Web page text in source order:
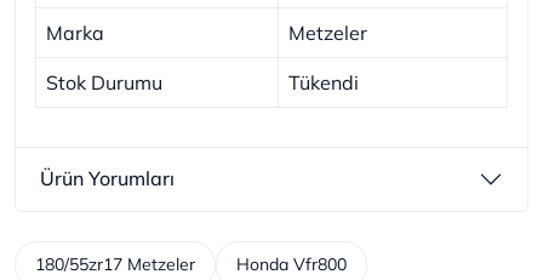
Marka Metzeler
Stok Durumu Tükendi
Ürün Yorumları
180/55zr17 Metzeler Honda Vfr800